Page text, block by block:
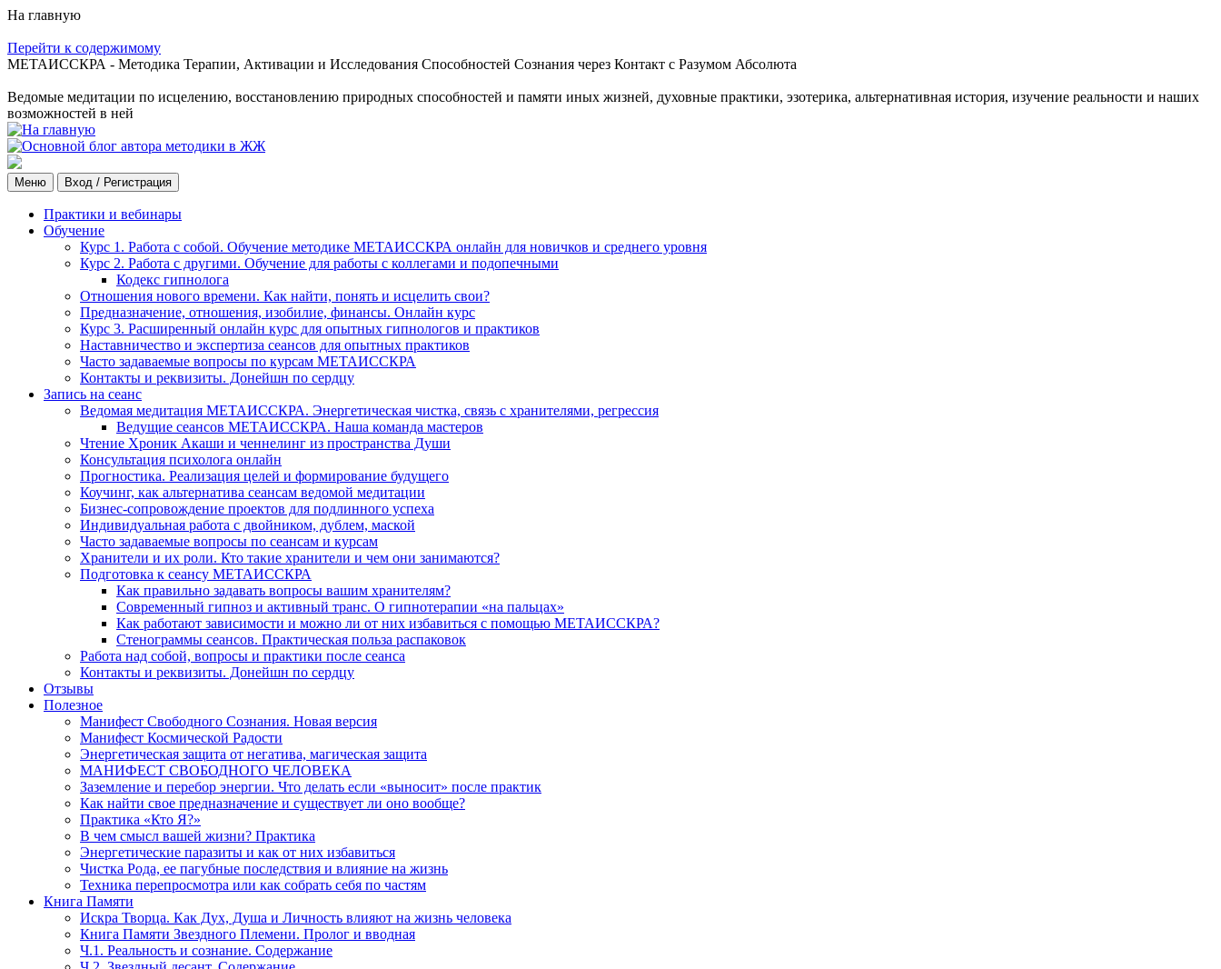
На главную
Перейти к содержимому
МЕТАИССКРА - Методика Терапии, Активации и Исследования Способностей Сознания через Контакт с Разумом Абсолюта
Ведомые медитации по исцелению, восстановлению природных способностей и памяти иных жизней, духовные практики, эзотерика, альтернативная история, изучение реальности и наших
возможностей в ней
Меню Вход / Регистрация
Практики и вебинары
Обучение
Курс 1. Работа с собой. Обучение методике МЕТАИССКРА онлайн для новичков и среднего уровня
Курс 2. Работа с другими. Обучение для работы с коллегами и подопечными
Кодекс гипнолога
Отношения нового времени. Как найти, понять и исцелить свои?
Предназначение, отношения, изобилие, финансы. Онлайн курс
Курс 3. Расширенный онлайн курс для опытных гипнологов и практиков
Наставничество и экспертиза сеансов для опытных практиков
Часто задаваемые вопросы по курсам МЕТАИССКРА
Контакты и реквизиты. Донейшн по сердцу
Запись на сеанс
Ведомая медитация МЕТАИССКРА. Энергетическая чистка, связь с хранителями, регрессия
Ведущие сеансов МЕТАИССКРА. Наша команда мастеров
Чтение Хроник Акаши и ченнелинг из пространства Души
Консультация психолога онлайн
Прогностика. Реализация целей и формирование будущего
Коучинг, как альтернатива сеансам ведомой медитации
Бизнес-сопровождение проектов для подлинного успеха
Индивидуальная работа с двойником, дублем, маской
Часто задаваемые вопросы по сеансам и курсам
Хранители и их роли. Кто такие хранители и чем они занимаются?
Подготовка к сеансу МЕТАИССКРА
Как правильно задавать вопросы вашим хранителям?
Современный гипноз и активный транс. О гипнотерапии «на пальцах»
Как работают зависимости и можно ли от них избавиться с помощью МЕТАИССКРА?
Стенограммы сеансов. Практическая польза распаковок
Работа над собой, вопросы и практики после сеанса
Контакты и реквизиты. Донейшн по сердцу
Отзывы
Полезное
Манифест Свободного Сознания. Новая версия
Манифест Космической Радости
Энергетическая защита от негатива, магическая защита
МАНИФЕСТ СВОБОДНОГО ЧЕЛОВЕКА
Заземление и перебор энергии. Что делать если «выносит» после практик
Как найти свое предназначение и существует ли оно вообще?
Практика «Кто Я?»
В чем смысл вашей жизни? Практика
Энергетические паразиты и как от них избавиться
Чистка Рода, ее пагубные последствия и влияние на жизнь
Техника перепросмотра или как собрать себя по частям
Книга Памяти
Искра Творца. Как Дух, Душа и Личность влияют на жизнь человека
Книга Памяти Звездного Племени. Пролог и вводная
Ч.1. Реальность и сознание. Содержание